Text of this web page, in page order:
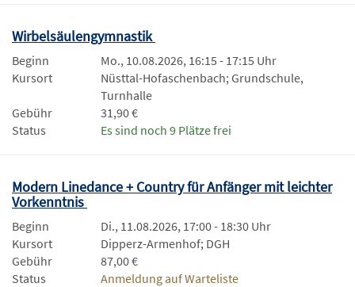
Wirbelsäulengymnastik
Beginn
Mo., 10.08.2026, 16:15 - 17:15 Uhr
Kursort
Nüsttal-Hofaschenbach; Grundschule,
Turnhalle
Gebühr
31,90 €
Status
Es sind noch 9 Plätze frei
Modern Linedance + Country für Anfänger mit leichter
Vorkenntnis
Beginn
Di., 11.08.2026, 17:00 - 18:30 Uhr
Kursort
Dipperz-Armenhof; DGH
Gebühr
87,00 €
Status
Anmeldung auf Warteliste